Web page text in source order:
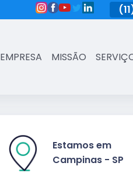
3431-7374
EMPRESA MISSÃO
Estamos em
Campinas - SP